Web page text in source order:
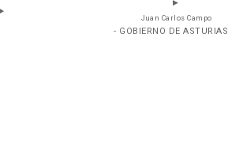
Juan Carlos Campo
- GOBIERNO DE ASTURIAS